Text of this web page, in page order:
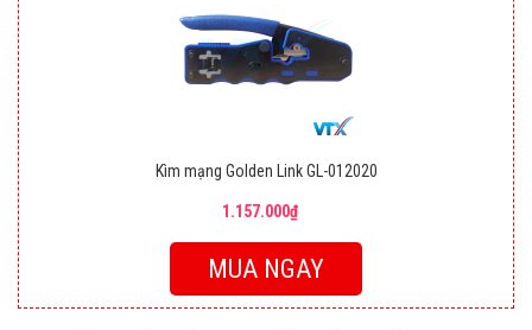
Kìm mạng Golden Link GL-012020
1.157.000₫
MUA NGAY